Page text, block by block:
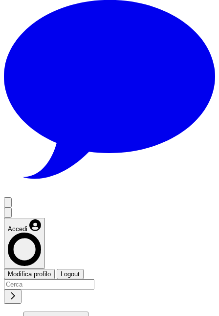
Accedi
Modifica profilo Logout